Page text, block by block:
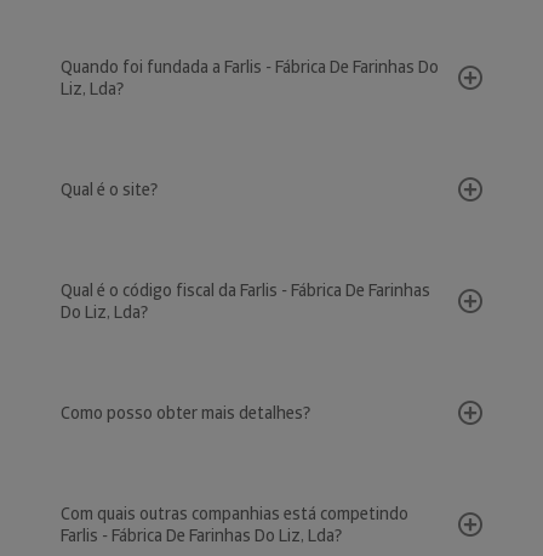
Quando foi fundada a Farlis - Fábrica De Farinhas Do
Liz, Lda?
Qual é o site?
Qual é o código fiscal da Farlis - Fábrica De Farinhas
Do Liz, Lda?
Como posso obter mais detalhes?
Com quais outras companhias está competindo
Farlis - Fábrica De Farinhas Do Liz, Lda?